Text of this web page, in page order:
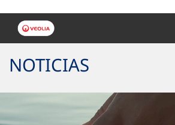
NOTICIAS